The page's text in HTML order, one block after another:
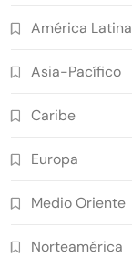
América Latina
Asia-Pacífico
Caribe
Europa
Medio Oriente
Norteamérica